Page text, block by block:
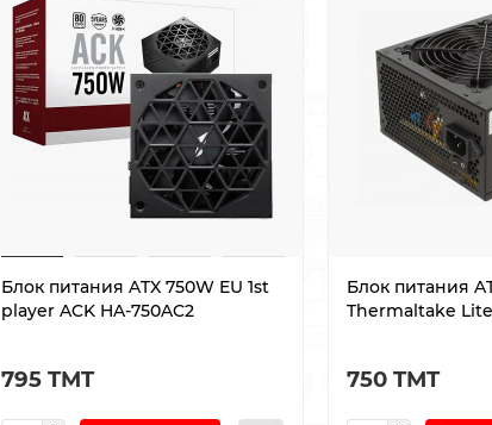
Блок питания ATX 750W EU 1st
player ACK HA-750AC2
795 TMT
Блок питания
Thermaltake
750 TMT